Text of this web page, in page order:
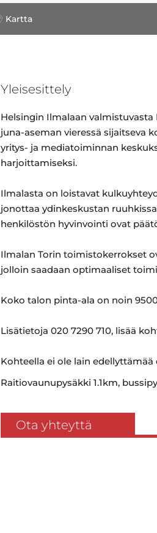
Kartta
Yleisesittely
Helsingin Ilmalaan
juna-aseman vieressä sijaitseva
yritys- ja mediatoiminnan
harjoittamiseksi.
Ilmalasta on loistavat
jonottaa ydinkeskustan
henkilöstön hyvinvointi ovat
Ilmalan Torin toimistokerrokset
jolloin saadaan optimaaliset
Koko talon pinta-ala on noin
Lisätietoja 020 7290 710, lisää
Kohteella ei ole lain
Raitiovaunupysäkki 1.1km,
Ota yhteyttä